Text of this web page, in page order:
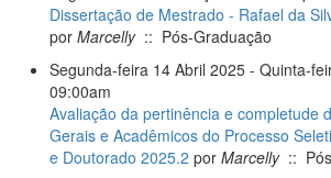
Dissertação de Mestrado - Rafael da
por Marcelly:: Pós-Graduação
Segunda-feira 14 Abril 2025 - Quinta-
09:00am
Avaliação da pertinência e completude
Gerais e Acadêmicos do Processo
e Doutorado 2025.2 por Marcelly::